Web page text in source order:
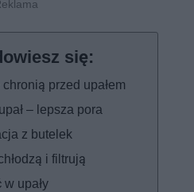
przed upałem
– lepsza pora
z butelek
i filtrują
upały